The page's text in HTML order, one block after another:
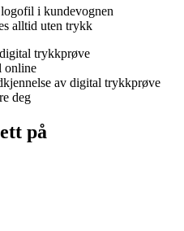
i kundevognen
alltid uten trykk
trykkprøve
online
av digital trykkprøve
deg
på